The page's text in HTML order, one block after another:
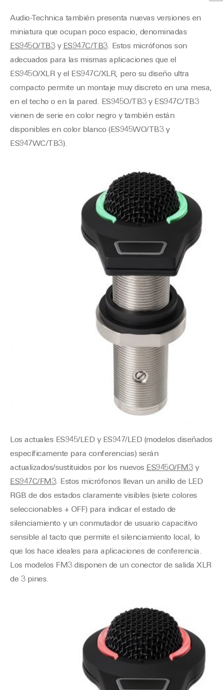
Audio-Technica también presenta nuevas versiones en
miniatura que ocupan poco espacio, denominadas
ES945O/TB3y ES947C/TB3. Estos micrófonos son
adecuados para las mismas aplicaciones que el
ES945O/XLR y el ES947C/XLR, pero su diseño ultra
compacto permite un montaje muy discreto en una mesa,
en el techo o en la pared. ES945O/TB3 y ES947C/TB3
vienen de serie en color negro y también están
disponibles en color blanco (ES945WO/TB3 y
ES947WC/TB3).
Los actuales ES945/LED y ES947/LED (modelos diseñados
específicamente para conferencias) serán
actualizados/sustituidos por los nuevos ES945O/FM3y
ES947C/FM3. Estos micrófonos llevan un anillo de LED
RGB de dos estados claramente visibles (siete colores
seleccionables + OFF) para indicar el estado de
silenciamiento y un conmutador de usuario capacitivo
sensible al tacto que permite el silenciamiento local, lo
que los hace ideales para aplicaciones de conferencia.
Los modelos FM3 disponen de un conector de salida XLR
de 3 pines.